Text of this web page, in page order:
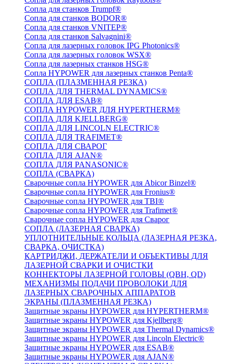
Сопла для станков Trumpf®
Сопла для станков BODOR®
Сопла для станков VNITEP®
Сопла для станков Salvagnini®
Сопла для лазерных головок IPG Photonics®
Сопла для лазерных головок WSX®
Сопла для лазерных станков HSG®
Сопла HYPOWER для лазерных станков Penta®
СОПЛА (ПЛАЗМЕННАЯ РЕЗКА)
СОПЛА ДЛЯ THERMAL DYNAMICS®
СОПЛА ДЛЯ ESAB®
СОПЛА HYPOWER ДЛЯ HYPERTHERM®
СОПЛА ДЛЯ KJELLBERG®
СОПЛА ДЛЯ LINCOLN ELECTRIC®
СОПЛА ДЛЯ TRAFIMET®
СОПЛА ДЛЯ СВАРОГ
СОПЛА ДЛЯ AJAN®
СОПЛА ДЛЯ PANASONIC®
СОПЛА (СВАРКА)
Сварочные сопла HYPOWER для Abicor Binzel®
Сварочные сопла HYPOWER для Fronius®
Сварочные сопла HYPOWER для TBI®
Сварочные сопла HYPOWER для Trafimet®
Сварочные сопла HYPOWER для Сварог
СОПЛА (ЛАЗЕРНАЯ СВАРКА)
УПЛОТНИТЕЛЬНЫЕ КОЛЬЦА (ЛАЗЕРНАЯ РЕЗКА,
СВАРКА, ОЧИСТКА)
КАРТРИДЖИ, ДЕРЖАТЕЛИ И ОБЪЕКТИВЫ ДЛЯ
ЛАЗЕРНОЙ СВАРКИ И ОЧИСТКИ
КОННЕКТОРЫ ЛАЗЕРНОЙ ГОЛОВЫ (QBH, QD)
МЕХАНИЗМЫ ПОДАЧИ ПРОВОЛОКИ ДЛЯ
ЛАЗЕРНЫХ СВАРОЧНЫХ АППАРАТОВ
ЭКРАНЫ (ПЛАЗМЕННАЯ РЕЗКА)
Защитные экраны HYPOWER для HYPERTHERM®
Защитные экраны HYPOWER для Kjellberg®
Защитные экраны HYPOWER для Thermal Dynamics®
Защитные экраны HYPOWER для Lincoln Electric®
Защитные экраны HYPOWER для ESAB®
Защитные экраны HYPOWER для AJAN®